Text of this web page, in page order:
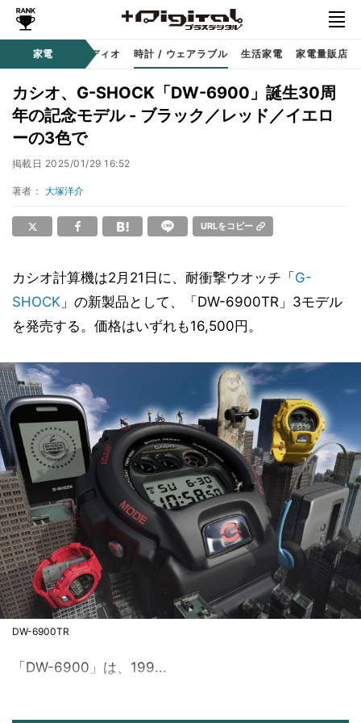
家電
サウンド / オーディオ 時計 / ウェアラブル 生活家電 家電量販店
カシオ、G-SHOCK「DW-6900」誕生30周
年の記念モデル - ブラック／レッド／イエロ
ーの3色で
掲載日 2025/01/29 16:52
著者： 大塚洋介
URLをコピー
カシオ計算機は2月21日に、耐衝撃ウオッチ「 G-
SHOCK 」の新製品として、「DW-6900TR」3モデル
を発売する。価格はいずれも16,500円。
DW-6900TR
「DW-6900」は、199...